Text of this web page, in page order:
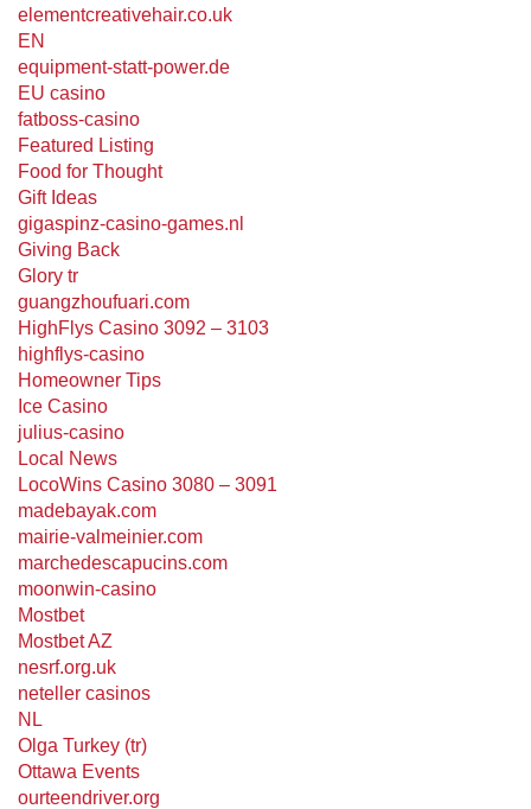
elementcreativehair.co.uk
EN
equipment-statt-power.de
EU casino
fatboss-casino
Featured Listing
Food for Thought
Gift Ideas
gigaspinz-casino-games.nl
Giving Back
Glory tr
guangzhoufuari.com
HighFlys Casino 3092 – 3103
highflys-casino
Homeowner Tips
Ice Casino
julius-casino
Local News
LocoWins Casino 3080 – 3091
madebayak.com
mairie-valmeinier.com
marchedescapucins.com
moonwin-casino
Mostbet
Mostbet AZ
nesrf.org.uk
neteller casinos
NL
Olga Turkey (tr)
Ottawa Events
ourteendriver.org